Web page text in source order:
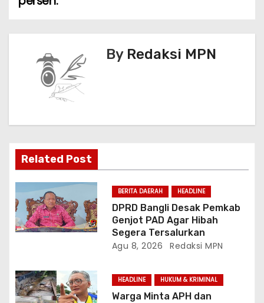
g
a
o
s
By Redaksi MPN
Related Post
BERITA DAERAH HEADLINE
DPRD Bangli Desak Pemkab
Genjot PAD Agar Hibah
Segera Tersalurkan
Agu 8, 2026 Redaksi MPN
HEADLINE HUKUM & KRIMINAL
Warga Minta APH dan